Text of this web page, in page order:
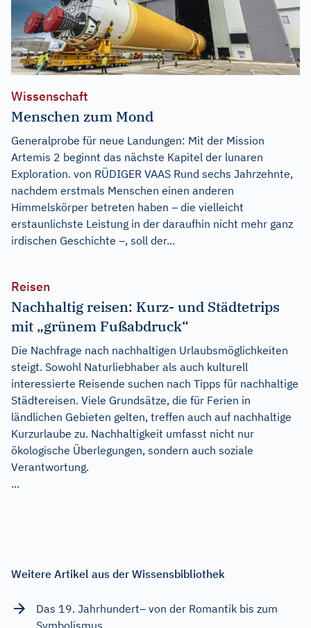
Wissenschaft
Menschen zum Mond
Generalprobe für neue Landungen: Mit der Mission
Artemis 2 beginnt das nächste Kapitel der lunaren
Exploration. von RÜDIGER VAAS Rund sechs Jahrzehnte,
nachdem erstmals Menschen einen anderen
Himmelskörper betreten haben – die vielleicht
erstaunlichste Leistung in der daraufhin nicht mehr ganz
irdischen Geschichte –, soll der...
Reisen
Nachhaltig reisen: Kurz- und Städtetrips
mit „grünem Fußabdruck“
Die Nachfrage nach nachhaltigen Urlaubsmöglichkeiten
steigt. Sowohl Naturliebhaber als auch kulturell
interessierte Reisende suchen nach Tipps für nachhaltige
Städtereisen. Viele Grundsätze, die für Ferien in
ländlichen Gebieten gelten, treffen auch auf nachhaltige
Kurzurlaube zu. Nachhaltigkeit umfasst nicht nur
ökologische Überlegungen, sondern auch soziale
Verantwortung.
...
Weitere Artikel aus der Wissensbibliothek
Das 19. Jahrhundert– von der Romantik bis zum
Symbolismus